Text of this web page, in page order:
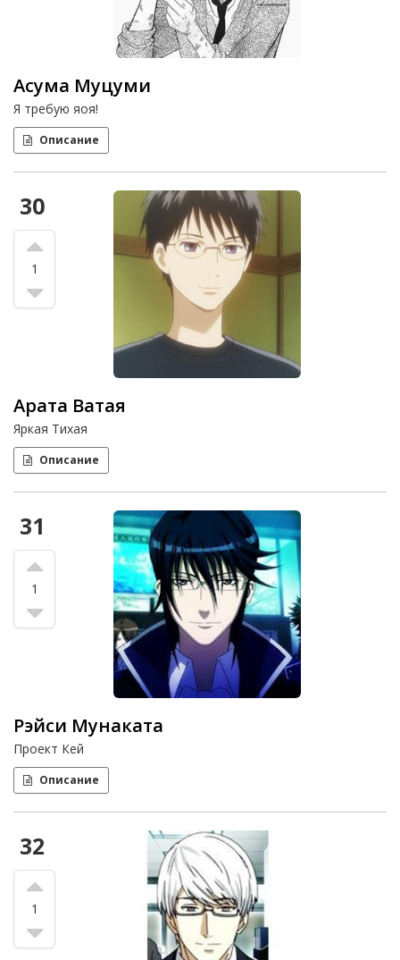
Асума Муцуми
Я требую яоя!
Описание
30
1
Арата Ватая
Яркая Тихая
Описание
31
1
Рэйси Мунаката
Проект Кей
Описание
32
1